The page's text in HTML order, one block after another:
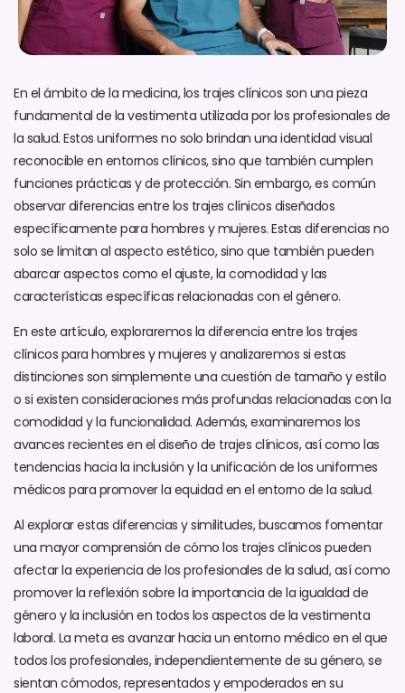
En el ámbito de la medicina, los trajes clínicos son una pieza
fundamental de la vestimenta utilizada por los profesionales de
la salud. Estos uniformes no solo brindan una identidad visual
reconocible en entornos clínicos, sino que también cumplen
funciones prácticas y de protección. Sin embargo, es común
observar diferencias entre los trajes clínicos diseñados
específicamente para hombres y mujeres. Estas diferencias no
solo se limitan al aspecto estético, sino que también pueden
abarcar aspectos como el ajuste, la comodidad y las
características específicas relacionadas con el género.
En este artículo, exploraremos la diferencia entre los trajes
clínicos para hombres y mujeres y analizaremos si estas
distinciones son simplemente una cuestión de tamaño y estilo
o si existen consideraciones más profundas relacionadas con la
comodidad y la funcionalidad. Además, examinaremos los
avances recientes en el diseño de trajes clínicos, así como las
tendencias hacia la inclusión y la unificación de los uniformes
médicos para promover la equidad en el entorno de la salud.
Al explorar estas diferencias y similitudes, buscamos fomentar
una mayor comprensión de cómo los trajes clínicos pueden
afectar la experiencia de los profesionales de la salud, así como
promover la reflexión sobre la importancia de la igualdad de
género y la inclusión en todos los aspectos de la vestimenta
laboral. La meta es avanzar hacia un entorno médico en el que
todos los profesionales, independientemente de su género, se
sientan cómodos, representados y empoderados en su